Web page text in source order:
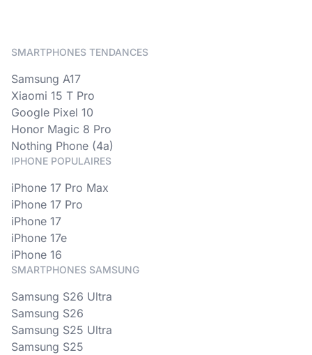
SMARTPHONES TENDANCES
Samsung A17
Xiaomi 15 T Pro
Google Pixel 10
Honor Magic 8 Pro
Nothing Phone (4a)
IPHONE POPULAIRES
iPhone 17 Pro Max
iPhone 17 Pro
iPhone 17
iPhone 17e
iPhone 16
SMARTPHONES SAMSUNG
Samsung S26 Ultra
Samsung S26
Samsung S25 Ultra
Samsung S25